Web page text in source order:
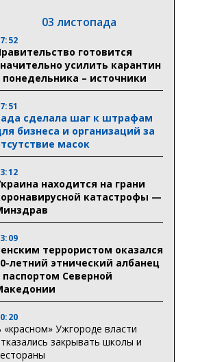
03 листопада
готовится
усилить карантин
понедельника – источники
сделала шаг к штрафам
бизнеса и организаций за
масок
находится на грани
катастрофы —
террористом оказался
летний этнический албанец
паспортом Северной
«красном» Ужгороде власти
закрывать школы и